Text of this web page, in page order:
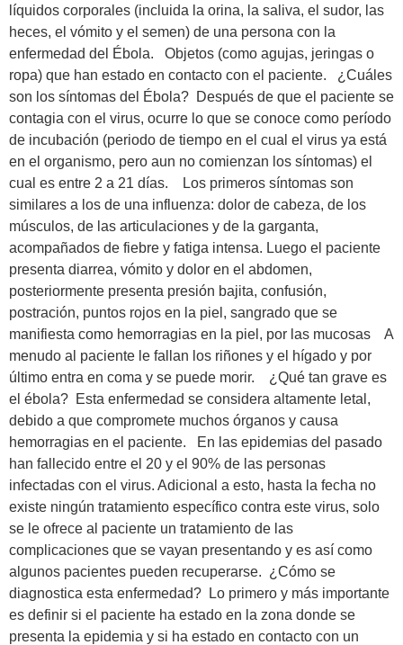
líquidos corporales (incluida la orina, la saliva, el sudor, las
heces, el vómito y el semen) de una persona con la
enfermedad del Ébola. Objetos (como agujas, jeringas o
ropa) que han estado en contacto con el paciente. ¿Cuáles
son los síntomas del Ébola? Después de que el paciente se
contagia con el virus, ocurre lo que se conoce como período
de incubación (periodo de tiempo en el cual el virus ya está
en el organismo, pero aun no comienzan los síntomas) el
cual es entre 2 a 21 días. Los primeros síntomas son
similares a los de una influenza: dolor de cabeza, de los
músculos, de las articulaciones y de la garganta,
acompañados de fiebre y fatiga intensa. Luego el paciente
presenta diarrea, vómito y dolor en el abdomen,
posteriormente presenta presión bajita, confusión,
postración, puntos rojos en la piel, sangrado que se
manifiesta como hemorragias en la piel, por las mucosas A
menudo al paciente le fallan los riñones y el hígado y por
último entra en coma y se puede morir. ¿Qué tan grave es
el ébola? Esta enfermedad se considera altamente letal,
debido a que compromete muchos órganos y causa
hemorragias en el paciente. En las epidemias del pasado
han fallecido entre el 20 y el 90% de las personas
infectadas con el virus. Adicional a esto, hasta la fecha no
existe ningún tratamiento específico contra este virus, solo
se le ofrece al paciente un tratamiento de las
complicaciones que se vayan presentando y es así como
algunos pacientes pueden recuperarse. ¿Cómo se
diagnostica esta enfermedad? Lo primero y más importante
es definir si el paciente ha estado en la zona donde se
presenta la epidemia y si ha estado en contacto con un